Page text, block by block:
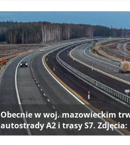
Obecnie w woj. mazowieckim
autostrady A2 i trasy S7. Zdjęcia: